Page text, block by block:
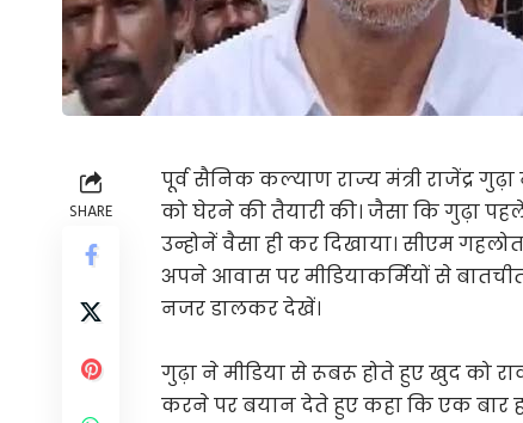
SHARE
पूर्व सैनिक कल्याण राज्य मंत्री राजेंद्र
को घेरने की तैयारी की। जैसा कि गुढ़ा
उन्होनें वैसा ही कर दिखाया। सीएम
अपने आवास पर मीडियाकर्मियों से
नजर डालकर देखें।
गुढ़ा ने मीडिया से रूबरू होते हुए खुद को
करने पर बयान देते हुए कहा कि एक बार